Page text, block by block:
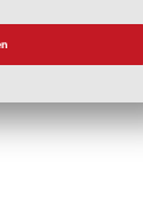
5,00 €*